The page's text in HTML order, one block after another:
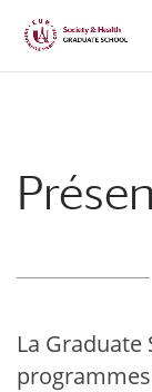
La Graduate